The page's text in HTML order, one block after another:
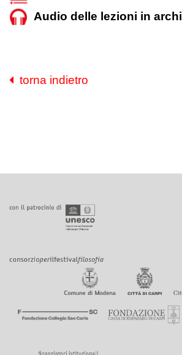
Audio delle lezioni in
torna indietro